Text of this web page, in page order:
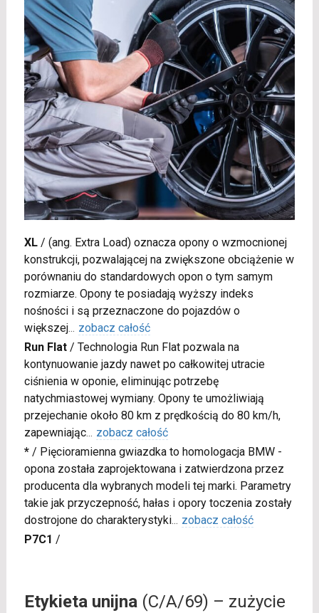
XL/ (ang. Extra Load) oznacza opony o wzmocnionej
konstrukcji, pozwalającej na zwiększone obciążenie w
porównaniu do standardowych opon o tym samym
rozmiarze. Opony te posiadają wyższy indeks
nośności i są przeznaczone do pojazdów o
większej... zobacz całość
Run Flat/ Technologia Run Flat pozwala na
kontynuowanie jazdy nawet po całkowitej utracie
ciśnienia w oponie, eliminując potrzebę
natychmiastowej wymiany. Opony te umożliwiają
przejechanie około 80 km z prędkością do 80 km/h,
zapewniając... zobacz całość
*/ Pięcioramienna gwiazdka to homologacja BMW -
opona została zaprojektowana i zatwierdzona przez
producenta dla wybranych modeli tej marki. Parametry
takie jak przyczepność, hałas i opory toczenia zostały
dostrojone do charakterystyki... zobacz całość
P7C1 /
Etykieta unijna(C/A/69) – zużycie